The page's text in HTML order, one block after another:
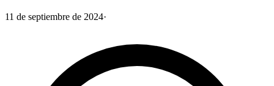
11 de septiembre de 2024·